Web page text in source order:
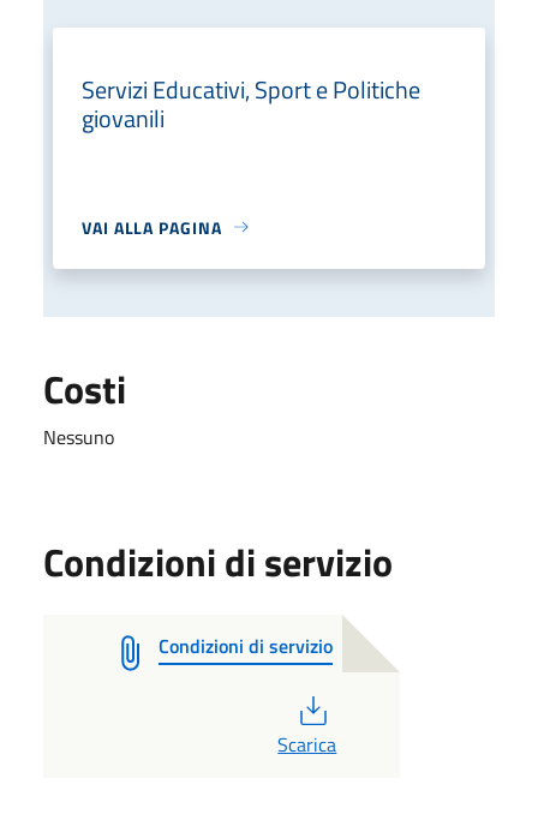
Servizi Educativi, Sport e Politiche
giovanili
VAI ALLA PAGINA
Costi
Nessuno
Condizioni di servizio
Condizioni di servizio
Scarica